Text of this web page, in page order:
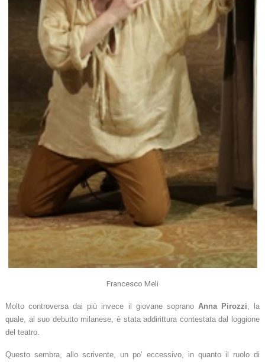
Francesco Meli
Molto controversa dai più invece il giovane soprano Anna Pirozzi , la
quale, al suo debutto milanese, è stata addirittura contestata dal loggione
del teatro.
Questo sembra, allo scrivente, un po’ eccessivo, in quanto il ruolo di